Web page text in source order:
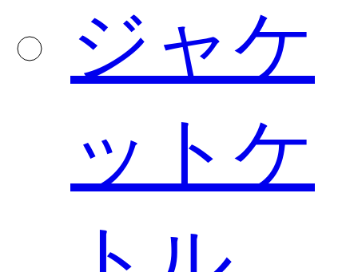
ジャケ
ットケ